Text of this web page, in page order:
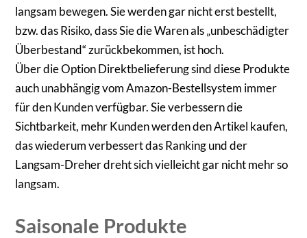
langsam bewegen. Sie werden gar nicht erst bestellt,
bzw. das Risiko, dass Sie die Waren als „unbeschädigter
Überbestand“ zurückbekommen, ist hoch.
Über die Option Direktbelieferung sind diese Produkte
auch unabhängig vom Amazon-Bestellsystem immer
für den Kunden verfügbar. Sie verbessern die
Sichtbarkeit, mehr Kunden werden den Artikel kaufen,
das wiederum verbessert das Ranking und der
Langsam-Dreher dreht sich vielleicht gar nicht mehr so
langsam.
Saisonale Produkte